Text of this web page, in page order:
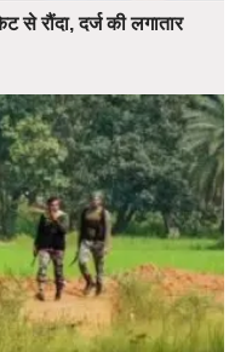
से रौंदा, दर्ज की लगातार